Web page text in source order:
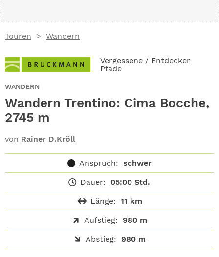
Touren Wandern
Vergessene / Entdecker
Pfade
WANDERN
Wandern Trentino: Cima Bocche,
2745 m
von Rainer D.Kröll
Anspruch: schwer
Dauer: 05:00 Std.
Länge: 11 km
Aufstieg: 980 m
Abstieg: 980 m
ABO
NEWSLETTER
SHOP